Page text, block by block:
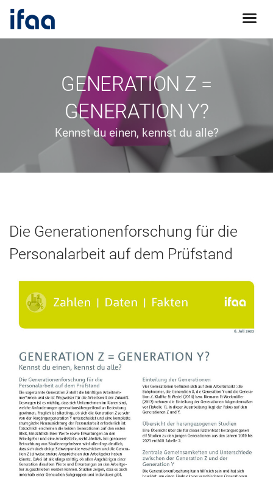
GENERATION Z =
GENERATION Y?
Kennst du einen, kennst du alle?
Die Generationenforschung für die
Personalarbeit auf dem Prüfstand